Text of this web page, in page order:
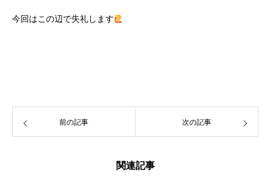
今回はこの辺で失礼します
前の記事 次の記事
関連記事